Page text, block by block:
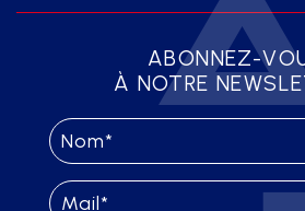
ABONNEZ-
À NOTRE